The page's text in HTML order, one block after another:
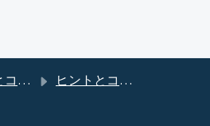
ヒントとコツーOrbit Intelligence 2021